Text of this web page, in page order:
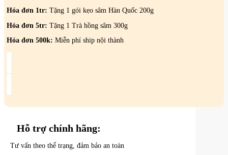
KGC
Hóa đơn 1tr: Tặng 1 gói kẹo sâm Hàn Quốc 200g
Hóa đơn 5tr: Tặng 1 Trà hồng sâm 300g
Hóa đơn 500k: Miễn phí ship nội thành
Hỗ trợ chính hãng:
Tư vấn theo thể trạng, đảm bảo an toàn